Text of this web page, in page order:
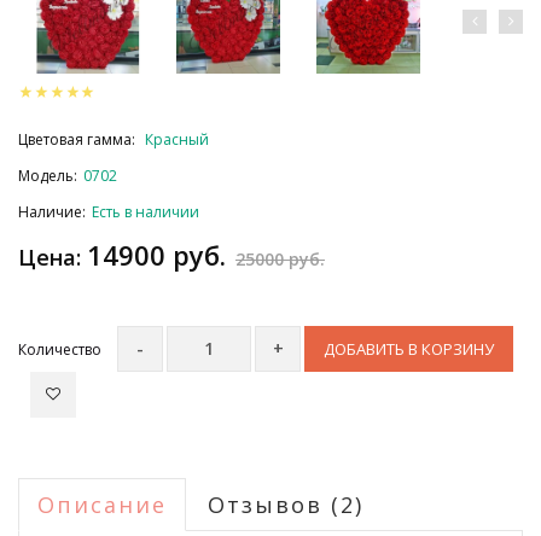
Цветовая гамма: Красный
Модель: 0702
Наличие: Есть в наличии
Цена: 14900 руб. 25000 руб.
Количество ДОБАВИТЬ В КОРЗИНУ
Описание Отзывов (2)